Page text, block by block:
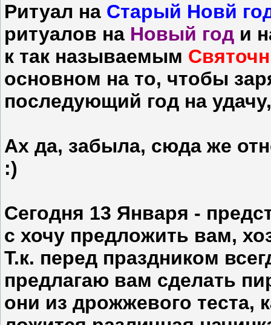
Ритуал на Старый Новй
ритуалов на Новый год и
к так называемым
основном на то, чтобы
последующий год на
Ах да, забыла, сюда же
:)
Сегодня 13 Января -
с хочу предложить вам,
Т.к. перед праздником
предлагаю вам сделать
они из дрожжевого теста,